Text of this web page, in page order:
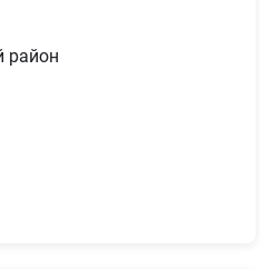
район